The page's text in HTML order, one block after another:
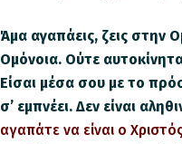
Άμα αγαπάεις, ζεις στην
Ομόνοια. Ούτε
Είσαι μέσα σου με το
σ’ εμπνέει. Δεν είναι
αγαπάτε να είναι ο